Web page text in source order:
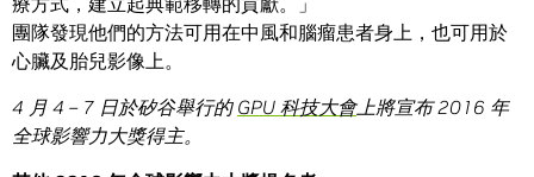
團隊發現他們的方法可用在中風和腦瘤患者身上，也可用於
心臟及胎兒影像上。
4 月 4 – 7 日於矽谷舉行的 GPU 科技大會上將宣布 2016 年
全球影響力大獎得主。